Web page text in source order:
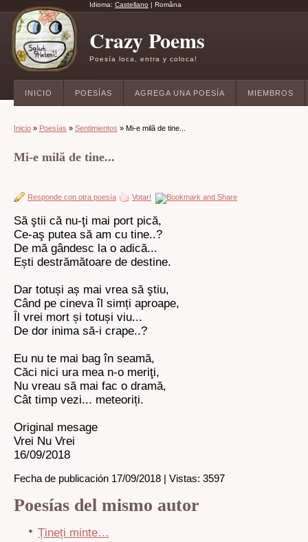
Idioma: Castellano | Româna
Crazy Poems
Poesía loca, entra y coloca!
INICIO POESÍAS AGREGA UNA POESÍA MIEMBROS
Inicio » Poesías » Sentimientos » Mi-e milă de tine...
Mi-e milă de tine...
Responde con otra poesía Votar!
Să ştii că nu-ţi mai port pică,
Ce-aş putea să am cu tine..?
De mă gândesc la o adică...
Ești destrămătoare de destine.
Dar totuși aș mai vrea să ştiu,
Când pe cineva îl simți aproape,
Îl vrei mort și totuși viu...
De dor inima să-i crape..?
Eu nu te mai bag în seamă,
Căci nici ura mea n-o meriţi,
Nu vreau să mai fac o dramă,
Cât timp vezi... meteoriți.
Original mesage
Vrei Nu Vrei
16/09/2018
Fecha de publicación 17/09/2018 | Vistas: 3597
Poesías del mismo autor
Țineți minte…